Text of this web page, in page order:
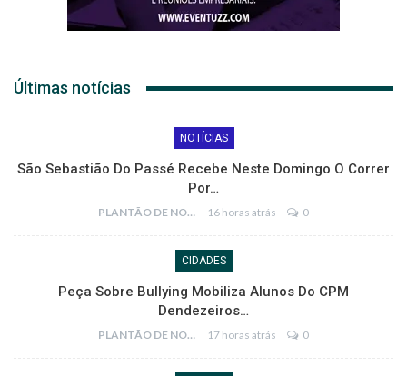
Últimas notícias
NOTÍCIAS
São Sebastião Do Passé Recebe Neste Domingo O Correr
Por…
PLANTÃO DE NOTÍCIAS 16 horas atrás 0
CIDADES
Peça Sobre Bullying Mobiliza Alunos Do CPM
Dendezeiros…
PLANTÃO DE NOTÍCIAS 17 horas atrás 0